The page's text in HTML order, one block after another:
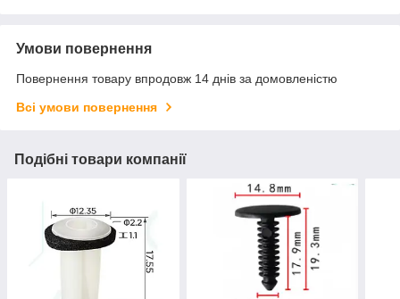
Умови повернення
Повернення товару впродовж 14 днів за домовленістю
Всі умови повернення
Подібні товари компанії